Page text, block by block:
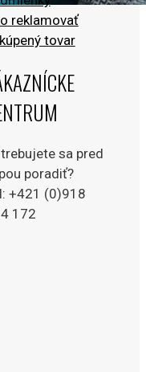
reklamovať
tovar
sa pred
poradiť?
+421 (0)918
172